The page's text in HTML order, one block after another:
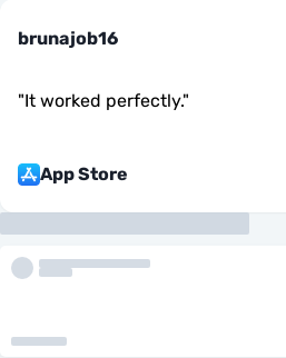
brunajob16
"It worked perfectly."
App Store